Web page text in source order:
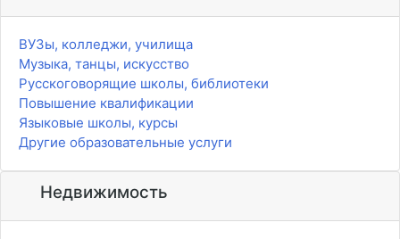
ВУЗы, колледжи, училища
Музыка, танцы, искусство
Русскоговорящие школы, библиотеки
Повышение квалификации
Языковые школы, курсы
Другие образовательные услуги
Недвижимость